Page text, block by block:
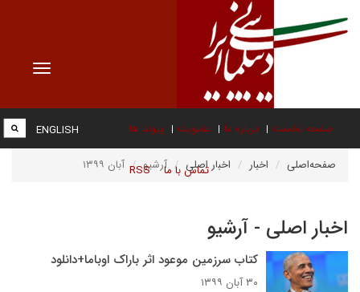
Toggle
صفحه نخست درباره ما عضویت پیوند ها
تماس با ما RSS
ENGLISH
صفحه‌اصلی اخبار اخبار اصلی آرشیو آبان ۱۳۹۹
اخبار اصلی - آرشیو
کتاب سرزمین موعود اثر باراک اوباما+دانلود
۳۰ آبان ۱۳۹۹